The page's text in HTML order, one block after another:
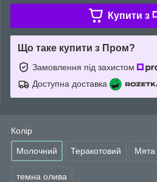
Купити з
Що таке купити з Пром?
Замовлення під захистом
Доступна доставка
Колір
Молочний Теракотовий Мята
темна олива